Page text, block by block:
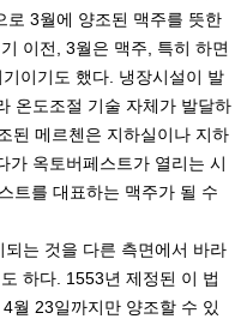
로 3월에 양조된 맥주를 뜻한
이전, 3월은 맥주, 특히 하면
이기도 했다. 냉장시설이 발
온도조절 기술 자체가 발달하
된 메르첸은 지하실이나 지하
가 옥토버페스트가 열리는 시
트를 대표하는 맥주가 될 수
는 것을 다른 측면에서 바라
하다. 1553년 제정된 이 법
월 23일까지만 양조할 수 있